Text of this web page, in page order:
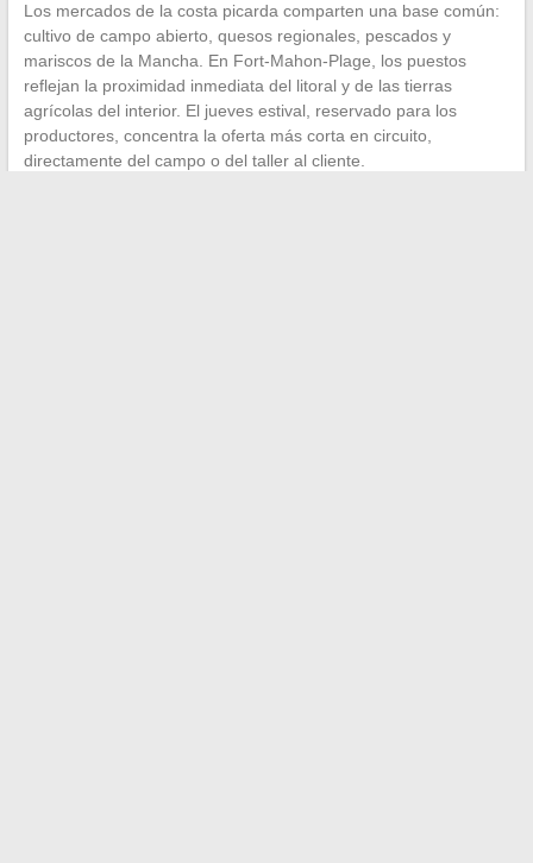
Los mercados de la costa picarda comparten una base común:
cultivo de campo abierto, quesos regionales, pescados y
mariscos de la Mancha. En Fort-Mahon-Plage, los puestos
reflejan la proximidad inmediata del litoral y de las tierras
agrícolas del interior. El jueves estival, reservado para los
productores, concentra la oferta más corta en circuito,
directamente del campo o del taller al cliente.